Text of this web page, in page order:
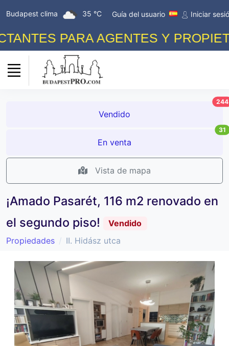
Budapest clima 35 °C Guía del usuario Iniciar
PARA AGENTES Y
Vendido
244
En venta
31
Vista de mapa
¡Amado Pasarét, 116 m2 renovado en
el segundo piso!
Vendido
Propiedades
II. Hidász utca